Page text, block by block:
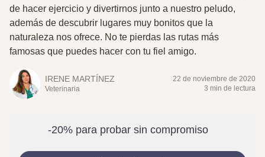
de hacer ejercicio y divertirnos junto a nuestro peludo,
además de descubrir lugares muy bonitos que la
naturaleza nos ofrece. No te pierdas las rutas más
famosas que puedes hacer con tu fiel amigo.
IRENE MARTÍNEZ
Veterinaria
22 de noviembre de 2020
3 min de lectura
-20% para probar sin compromiso